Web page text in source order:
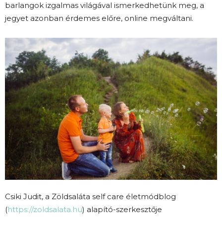
barlangok izgalmas világával ismerkedhetünk meg, a
jegyet azonban érdemes előre, online megváltani.
Csiki Judit, a Zöldsaláta self care életmódblog
(https://zoldsalata.hu) alapító-szerkesztője